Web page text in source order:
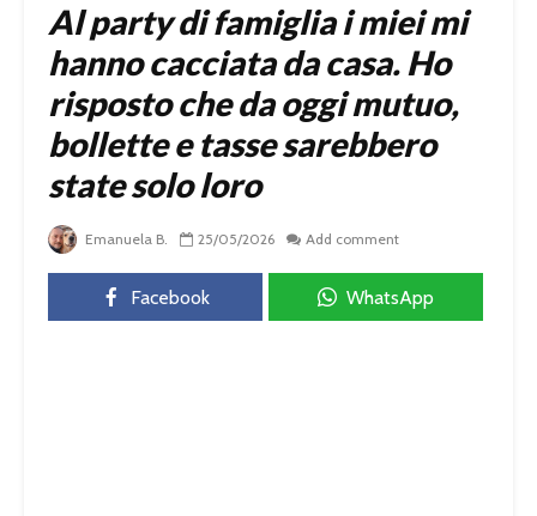
Al party di famiglia i miei mi
hanno cacciata da casa. Ho
risposto che da oggi mutuo,
bollette e tasse sarebbero
state solo loro
Emanuela B. 25/05/2026 Add comment
Facebook WhatsApp